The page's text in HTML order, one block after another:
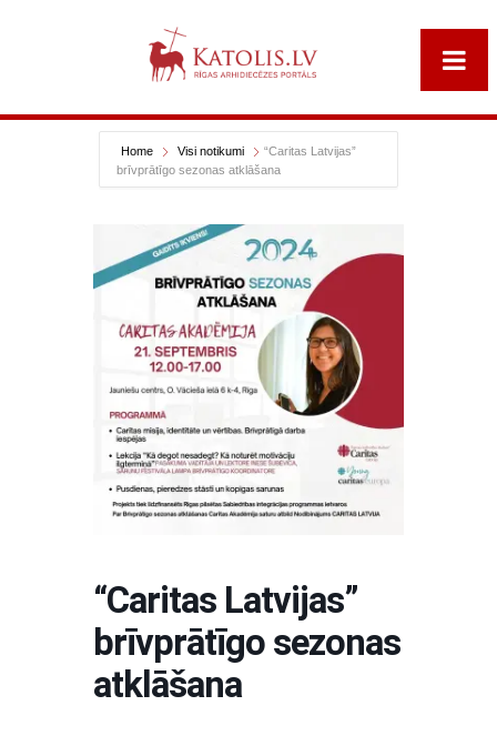
Home Visi notikumi
“Caritas Latvijas”
brīvprātīgo sezonas atklāšana
“Caritas Latvijas”
brīvprātīgo sezonas
atklāšana